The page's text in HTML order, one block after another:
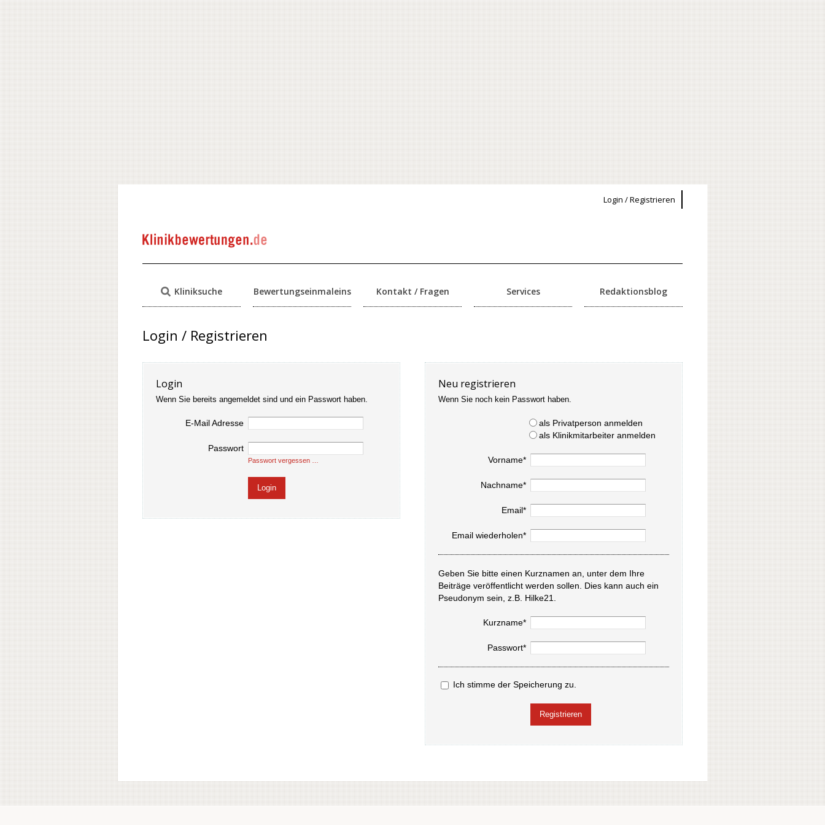
Login / Registrieren
Kliniksuche Bewertungseinmaleins Kontakt / Fragen Services Redaktionsblog
Login / Registrieren
Login
Wenn Sie bereits angemeldet sind und ein Passwort haben.
E-Mail Adresse
Passwort
Passwort vergessen …
Neu registrieren
Wenn Sie noch kein Passwort haben.
als Privatperson anmelden
als Klinikmitarbeiter anmelden
Vorname*
Nachname*
Email*
Email wiederholen*
Geben Sie bitte einen Kurznamen an, unter dem Ihre
Beiträge veröffentlicht werden sollen. Dies kann auch ein
Pseudonym sein, z.B. Hilke21.
Kurzname*
Passwort*
Ich stimme der Speicherung zu.